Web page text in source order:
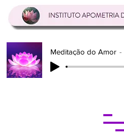
Meditação do Amor